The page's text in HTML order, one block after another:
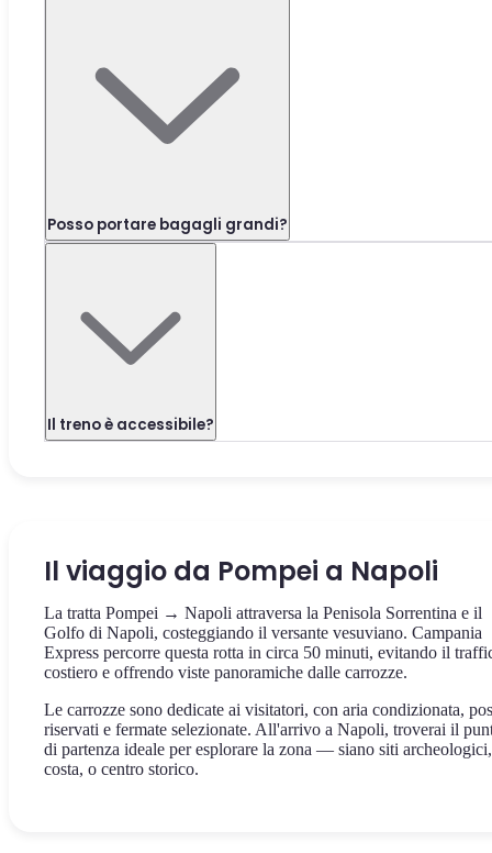
Posso portare bagagli grandi?
Il treno è accessibile?
Il viaggio da Pompei a Napoli
La tratta Pompei → Napoli attraversa la Penisola Sorrentina e il
Golfo di Napoli, costeggiando il versante vesuviano. Campania
Express percorre questa rotta in circa 50 minuti, evitando il
costiero e offrendo viste panoramiche dalle carrozze.
Le carrozze sono dedicate ai visitatori, con aria condizionata,
riservati e fermate selezionate. All'arrivo a Napoli, troverai il
di partenza ideale per esplorare la zona — siano siti archeologici,
costa, o centro storico.